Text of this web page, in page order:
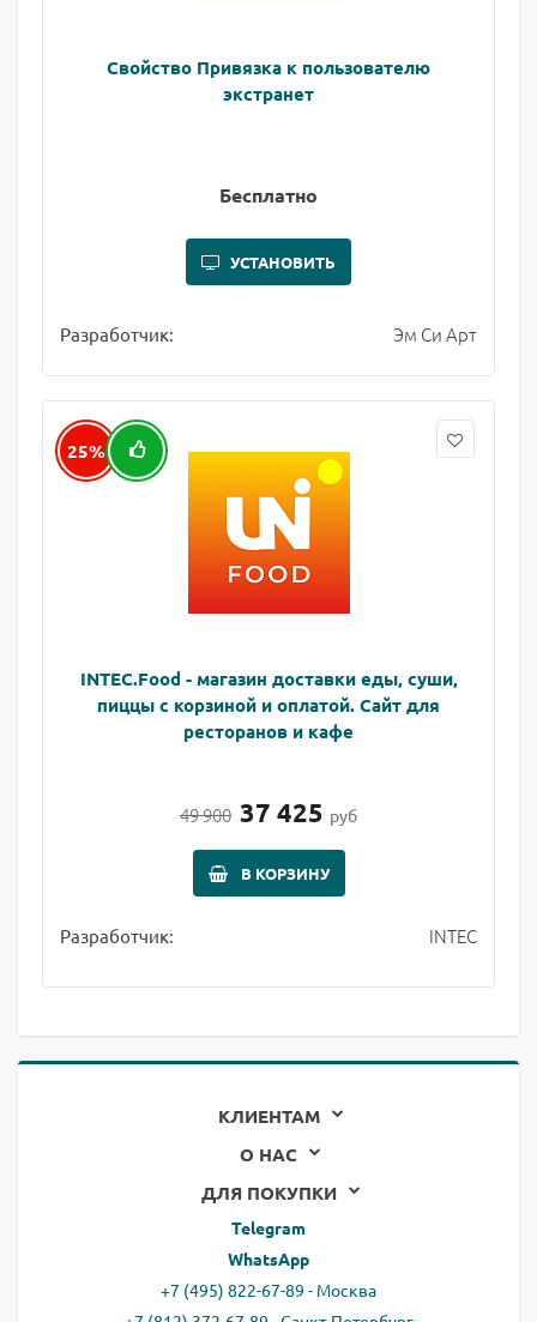
Свойство Привязка к пользователю
экстранет
Бесплатно
УСТАНОВИТЬ
Разработчик: Эм Си Арт
25%
INTEC.Food - магазин доставки еды, суши,
пиццы с корзиной и оплатой. Сайт для
ресторанов и кафе
49 900 37 425 руб
В КОРЗИНУ
Разработчик: INTEC
КЛИЕНТАМ
О НАС
ДЛЯ ПОКУПКИ
Telegram
WhatsApp
+7 (495) 822-67-89 - Москва